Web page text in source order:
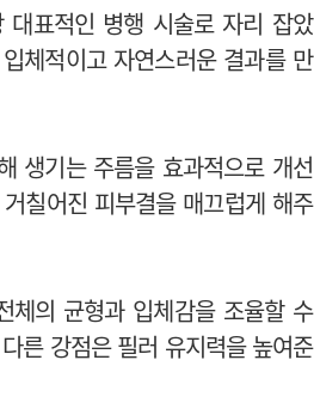
표적인 병행 시술로 자리 잡았
체적이고 자연스러운 결과를 만
생기는 주름을 효과적으로 개선
칠어진 피부결을 매끄럽게 해주
체의 균형과 입체감을 조율할 수
른 강점은 필러 유지력을 높여준